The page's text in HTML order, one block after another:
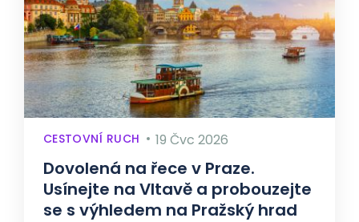
CESTOVNÍ RUCH 19 Čvc 2026
Dovolená na řece v Praze.
Usínejte na Vltavě a probouzejte
se s výhledem na Pražský hrad